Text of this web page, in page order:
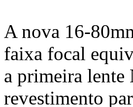
A nova 16-
faixa focal
a primeira lente
revestimento